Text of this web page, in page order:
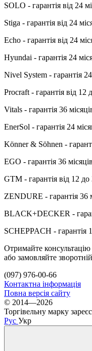
SOLO - гарантія від 24
Stiga - гарантія від 24
Echo - гарантія від 24
Hyundai - гарантія 24
Nivel System - гарантія 24
Procraft - гарантія від 12
Vitals - гарантія 36
EnerSol - гарантія 24
Könner & Söhnen -
EGO - гарантія 36
GTM - гарантія від 12 до
ZENDURE - гарантія 36
BLACK+DECKER -
SCHEPPACH - гарантія
Отримайте консультацію
або замовляйте
(097) 976-00-66
Контактна інформація
Повна версія сайту
© 2014—2026
Торгівельну марку
Рус Укр